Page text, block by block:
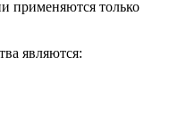
применяются только
являются: